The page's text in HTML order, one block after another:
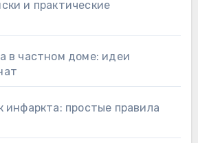
и практические
в частном доме: идеи
инфаркта: простые правила